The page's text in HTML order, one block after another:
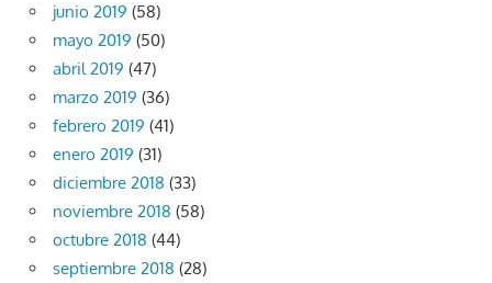
junio 2019 (58)
mayo 2019 (50)
abril 2019 (47)
marzo 2019 (36)
febrero 2019 (41)
enero 2019 (31)
diciembre 2018 (33)
noviembre 2018 (58)
octubre 2018 (44)
septiembre 2018 (28)